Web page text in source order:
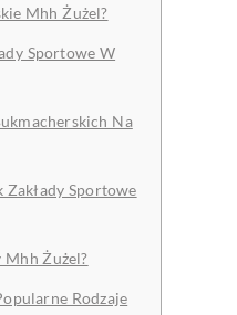
Mhh Żużel?
Sportowe W
Na
Zakłady Sportowe
Mhh Żużel?
Rodzaje